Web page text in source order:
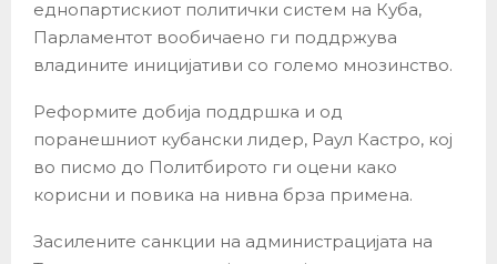
еднопартискиот политички систем на Куба,
Парламентот вообичаено ги поддржува
владините иницијативи со големо мнозинство.
Реформите добија поддршка и од
поранешниот кубански лидер, Раул Кастро, кој
во писмо до Политбирото ги оцени како
корисни и повика на нивна брза примена.
Засилените санкции на администрацијата на